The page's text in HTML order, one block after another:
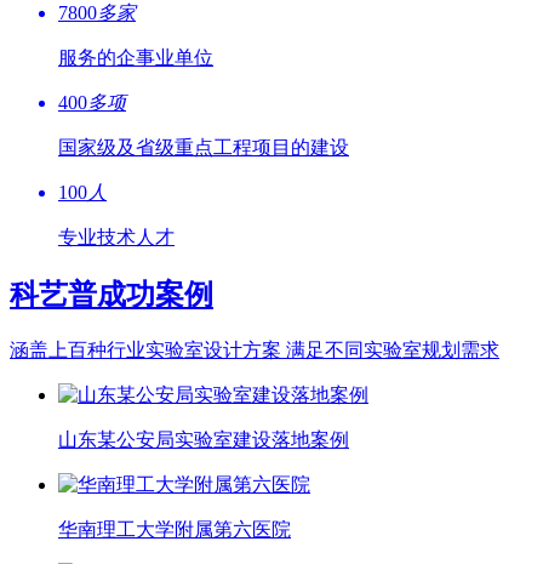
7800多家
服务的企事业单位
400多项
国家级及省级重点工程项目的建设
100 人
专业技术人才
科艺普成功案例
涵盖上百种行业实验室设计方案 满足不同实验室规划需求
山东某公安局实验室建设落地案例
华南理工大学附属第六医院